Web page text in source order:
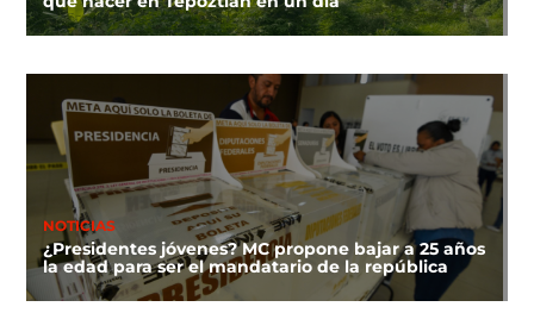
NOTICIAS
¿Presidentes jóvenes? MC propone bajar a 25 años
la edad para ser el mandatario de la república